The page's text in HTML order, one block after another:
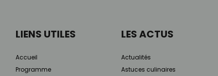
LIENS UTILES
Accueil
Programme
LES ACTUS
Actualités
Astuces culinaires